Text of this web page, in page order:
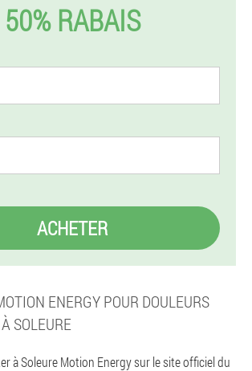
50% RABAIS
ACHETER
ENERGY POUR DOULEURS
SOLEURE
à Soleure Motion Energy sur le site officiel du